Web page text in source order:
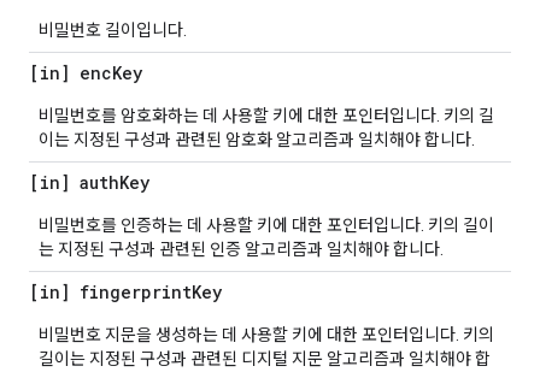
비밀번호 길이입니다.
[in] encKey
비밀번호를 암호화하는 데 사용할 키에 대한 포인터입니다. 키의 길
이는 지정된 구성과 관련된 암호화 알고리즘과 일치해야 합니다.
[in] authKey
비밀번호를 인증하는 데 사용할 키에 대한 포인터입니다. 키의 길이
는 지정된 구성과 관련된 인증 알고리즘과 일치해야 합니다.
[in] fingerprintKey
비밀번호 지문을 생성하는 데 사용할 키에 대한 포인터입니다. 키의
길이는 지정된 구성과 관련된 디지털 지문 알고리즘과 일치해야 합